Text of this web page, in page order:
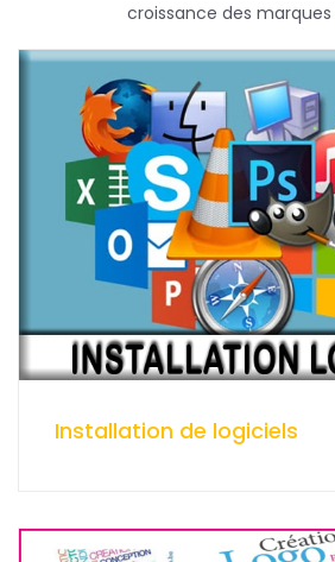
croissance des marques
Installation de logiciels